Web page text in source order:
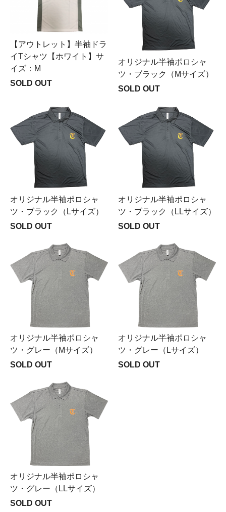
【アウトレット】半袖ドラ
イTシャツ【ホワイト】サ
イズ：M
SOLD OUT
オリジナル半袖ポロシャ
ツ・ブラック（Mサイズ）
SOLD OUT
オリジナル半袖ポロシャ
ツ・ブラック（Lサイズ）
SOLD OUT
オリジナル半袖ポロシャ
ツ・ブラック（LLサイズ）
SOLD OUT
オリジナル半袖ポロシャ
ツ・グレー（Mサイズ）
SOLD OUT
オリジナル半袖ポロシャ
ツ・グレー（Lサイズ）
SOLD OUT
オリジナル半袖ポロシャ
ツ・グレー（LLサイズ）
SOLD OUT